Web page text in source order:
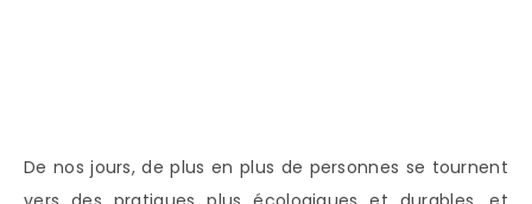
De nos jours, de plus en plus de personnes se tournent